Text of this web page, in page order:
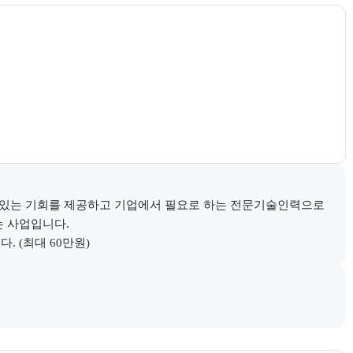
는 기회를 제공하고 기업에서 필요로 하는 전문기술인력으로
사업입니다.
. (최대 60만원)